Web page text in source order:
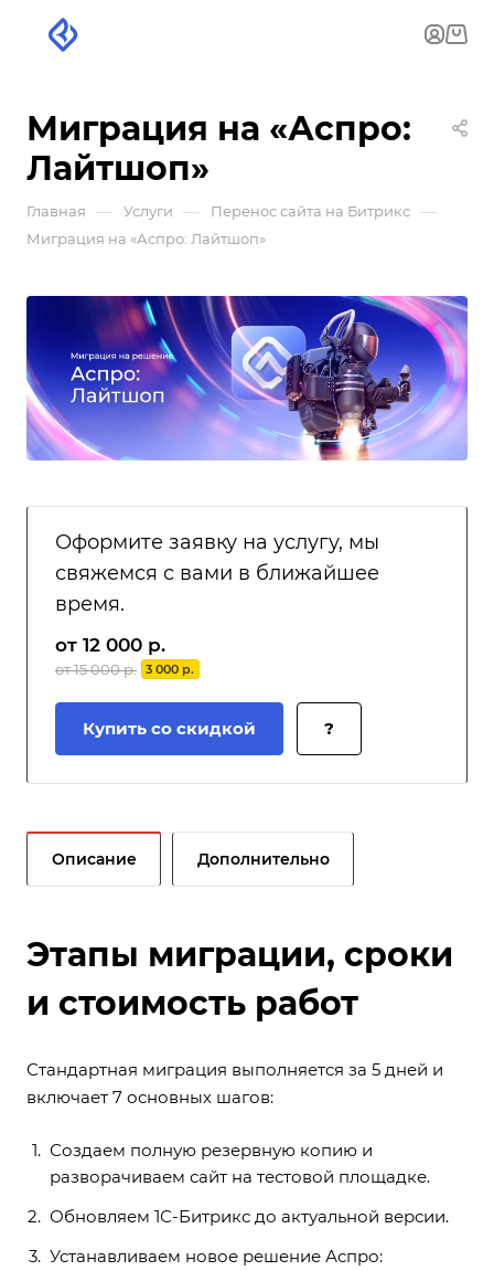
Миграция на «Аспро:
Лайтшоп»
Главная — Услуги — Перенос сайта на Битрикс —
Миграция на «Аспро: Лайтшоп»
Оформите заявку на услугу, мы
свяжемся с вами в ближайшее
время.
от 12 000 р.
от 15 000 р. 3 000 р.
Купить со скидкой ?
Описание Дополнительно
Этапы миграции, сроки
и стоимость работ
Стандартная миграция выполняется за 5 дней и
включает 7 основных шагов:
Создаем полную резервную копию и
разворачиваем сайт на тестовой площадке.
Обновляем 1С-Битрикс до актуальной версии.
Устанавливаем новое решение Аспро: